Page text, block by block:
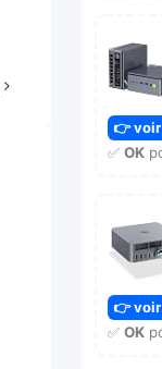
👉
✅ OK
👉
✅ OK